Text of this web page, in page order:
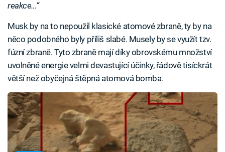
reakce…“
Musk by na to nepoužil klasické atomové zbraně, ty by na
něco podobného byly příliš slabé. Musely by se využít tzv.
fúzní zbraně. Tyto zbraně mají díky obrovskému množství
uvolněné energie velmi devastující účinky, řádově tisíckrát
větší než obyčejná štěpná atomová bomba.